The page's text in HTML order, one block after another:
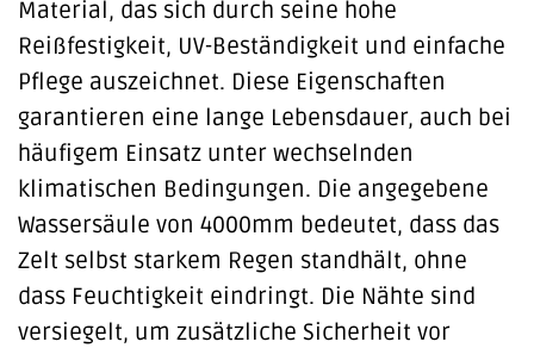
Material, das sich durch seine hohe
Reißfestigkeit, UV-Beständigkeit und einfache
Pflege auszeichnet. Diese Eigenschaften
garantieren eine lange Lebensdauer, auch bei
häufigem Einsatz unter wechselnden
klimatischen Bedingungen. Die angegebene
Wassersäule von 4000mm bedeutet, dass das
Zelt selbst starkem Regen standhält, ohne
dass Feuchtigkeit eindringt. Die Nähte sind
versiegelt, um zusätzliche Sicherheit vor